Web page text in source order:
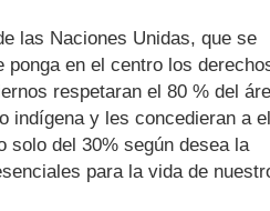
las Naciones Unidas, que se
ponga en el centro los
respetaran el 80 % del
indígena y les concedieran a
solo del 30% según desea la
para la vida de